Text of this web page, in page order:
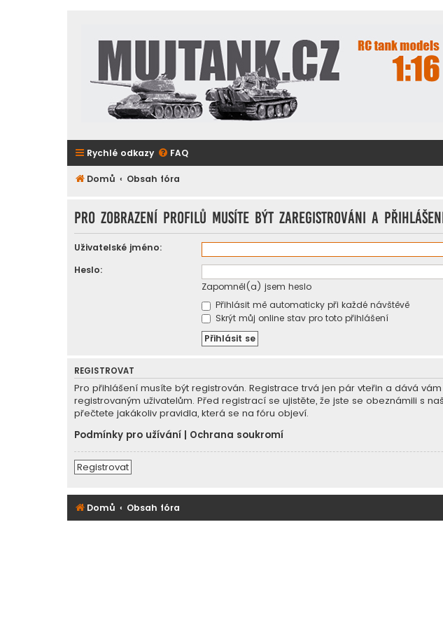
Rychlé odkazy FAQ
Domů Obsah fóra
Pro zobrazení profilů musíte být zaregistrováni a
Uživatelské jméno:
Heslo:
Zapomněl(a) jsem heslo
Přihlásit mě automaticky při každé návštěvě
Skrýt můj online stav pro toto přihlášení
REGISTROVAT
Pro přihlášení musíte být registrován. Registrace trvá jen pár vteřin a dává
registrovaným uživatelům. Před registrací se ujistěte, že jste se obeznámili s
přečtete jakákoliv pravidla, která se na fóru objeví.
Podmínky pro užívání
Ochrana soukromí
Registrovat
Domů Obsah fóra